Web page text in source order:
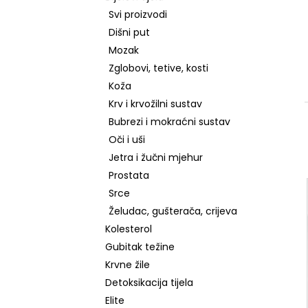
Svi proizvodi
Dišni put
Mozak
Zglobovi, tetive, kosti
Koža
Krv i krvožilni sustav
Bubrezi i mokraćni sustav
Oči i uši
Jetra i žučni mjehur
Prostata
Srce
Želudac, gušterača, crijeva
Kolesterol
Gubitak težine
Krvne žile
Detoksikacija tijela
Elite
RETINOL SERUM S VITAMINIMA C, E, F, 30
€7,99